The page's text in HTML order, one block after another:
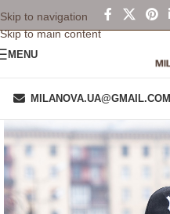
Skip to navigation
Skip to main content
MENU
MILANOVA.UA@GMAIL.COM